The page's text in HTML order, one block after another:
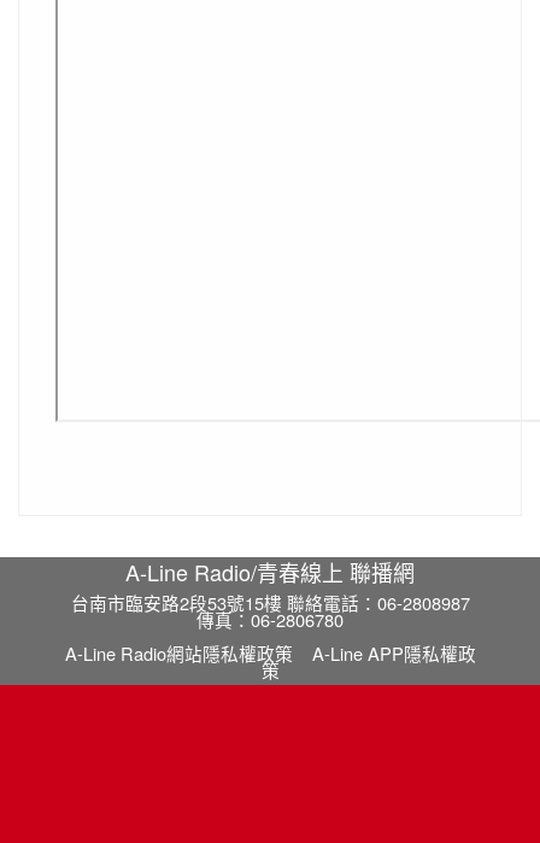
A-Line Radio/青春線上 聯播網
台南市臨安路2段53號15樓 聯絡電話：06-2808987
傳真：06-2806780
A-Line Radio網站隱私權政策
A-Line APP隱私權政
策